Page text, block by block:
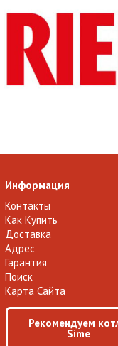
Информация
Контакты
Как Купить
Доставка
Адрес
Гарантия
Поиск
Карта Сайта
Рекомендуем
Sime